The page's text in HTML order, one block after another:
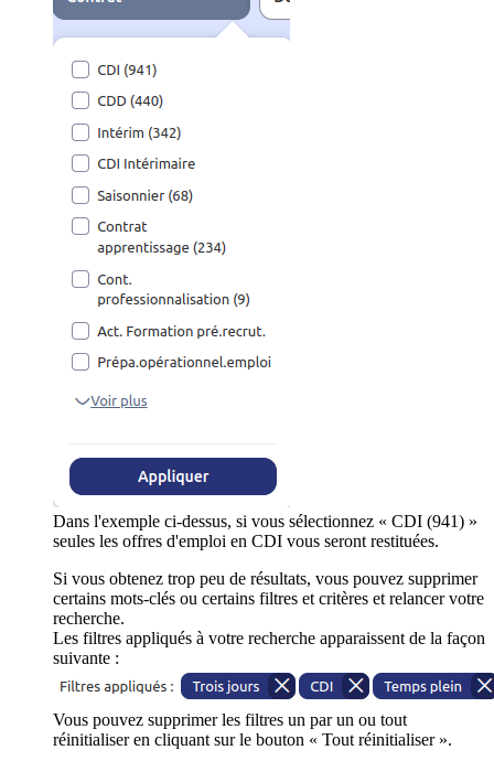
Dans l'exemple ci-dessus, si vous sélectionnez « CDI (941) »
seules les offres d'emploi en CDI vous seront restituées.
Si vous obtenez trop peu de résultats, vous pouvez supprimer
certains mots-clés ou certains filtres et critères et relancer votre
recherche.
Les filtres appliqués à votre recherche apparaissent de la façon
suivante :
Vous pouvez supprimer les filtres un par un ou tout
réinitialiser en cliquant sur le bouton « Tout réinitialiser ».